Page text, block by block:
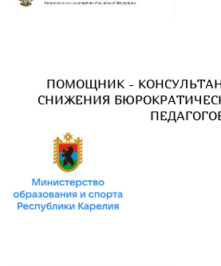
ПОМОЩНИК -
СНИЖЕНИЯ